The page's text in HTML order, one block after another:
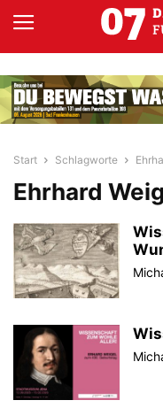
Start Schlagworte
Ehrhard